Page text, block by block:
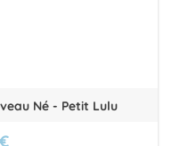
Né - Petit Lulu